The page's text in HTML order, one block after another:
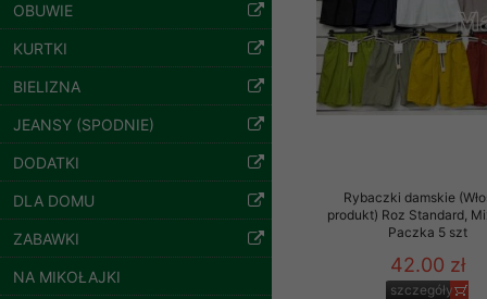
OBUWIE
KURTKI
BIELIZNA
JEANSY (SPODNIE)
DODATKI
DLA DOMU
ZABAWKI
NA MIKOŁAJKI
Bluzy damskie Roz
L-3XL. 1 kolor.
54.00 zł
szczegóły
Rybaczki damskie
produkt) Roz Standard,
Paczka 5 szt
42.00 zł
szczegóły
znajdziesz
Potrzebujemy na to
Jeżeli klikniesz
GROUP Sp. z o.o.
Wyrażenie zgody jest
wpływa na zgodność
Dodatkowe
Twoich danych,
podejmowaniu
danych osobowych)